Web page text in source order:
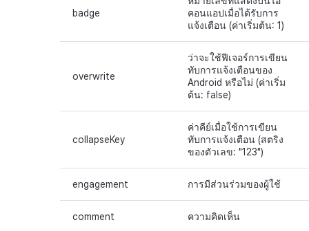
badge
คอนแอปเมื่อได้รับการ
แจ้งเตือน (ค่าเริ่มต้น: 1)
overwrite
ว่าจะใช้ฟีเจอร์การเขียน
ทับการแจ้งเตือนของ
Android หรือไม่ (ค่าเริ่ม
ต้น: false)
collapseKey
ค่าคีย์เมื่อใช้การเขียน
ทับการแจ้งเตือน (สตริง
ของตัวเลข: "123")
engagement การมีส่วนร่วมของผู้ใช้
comment ความคิดเห็น